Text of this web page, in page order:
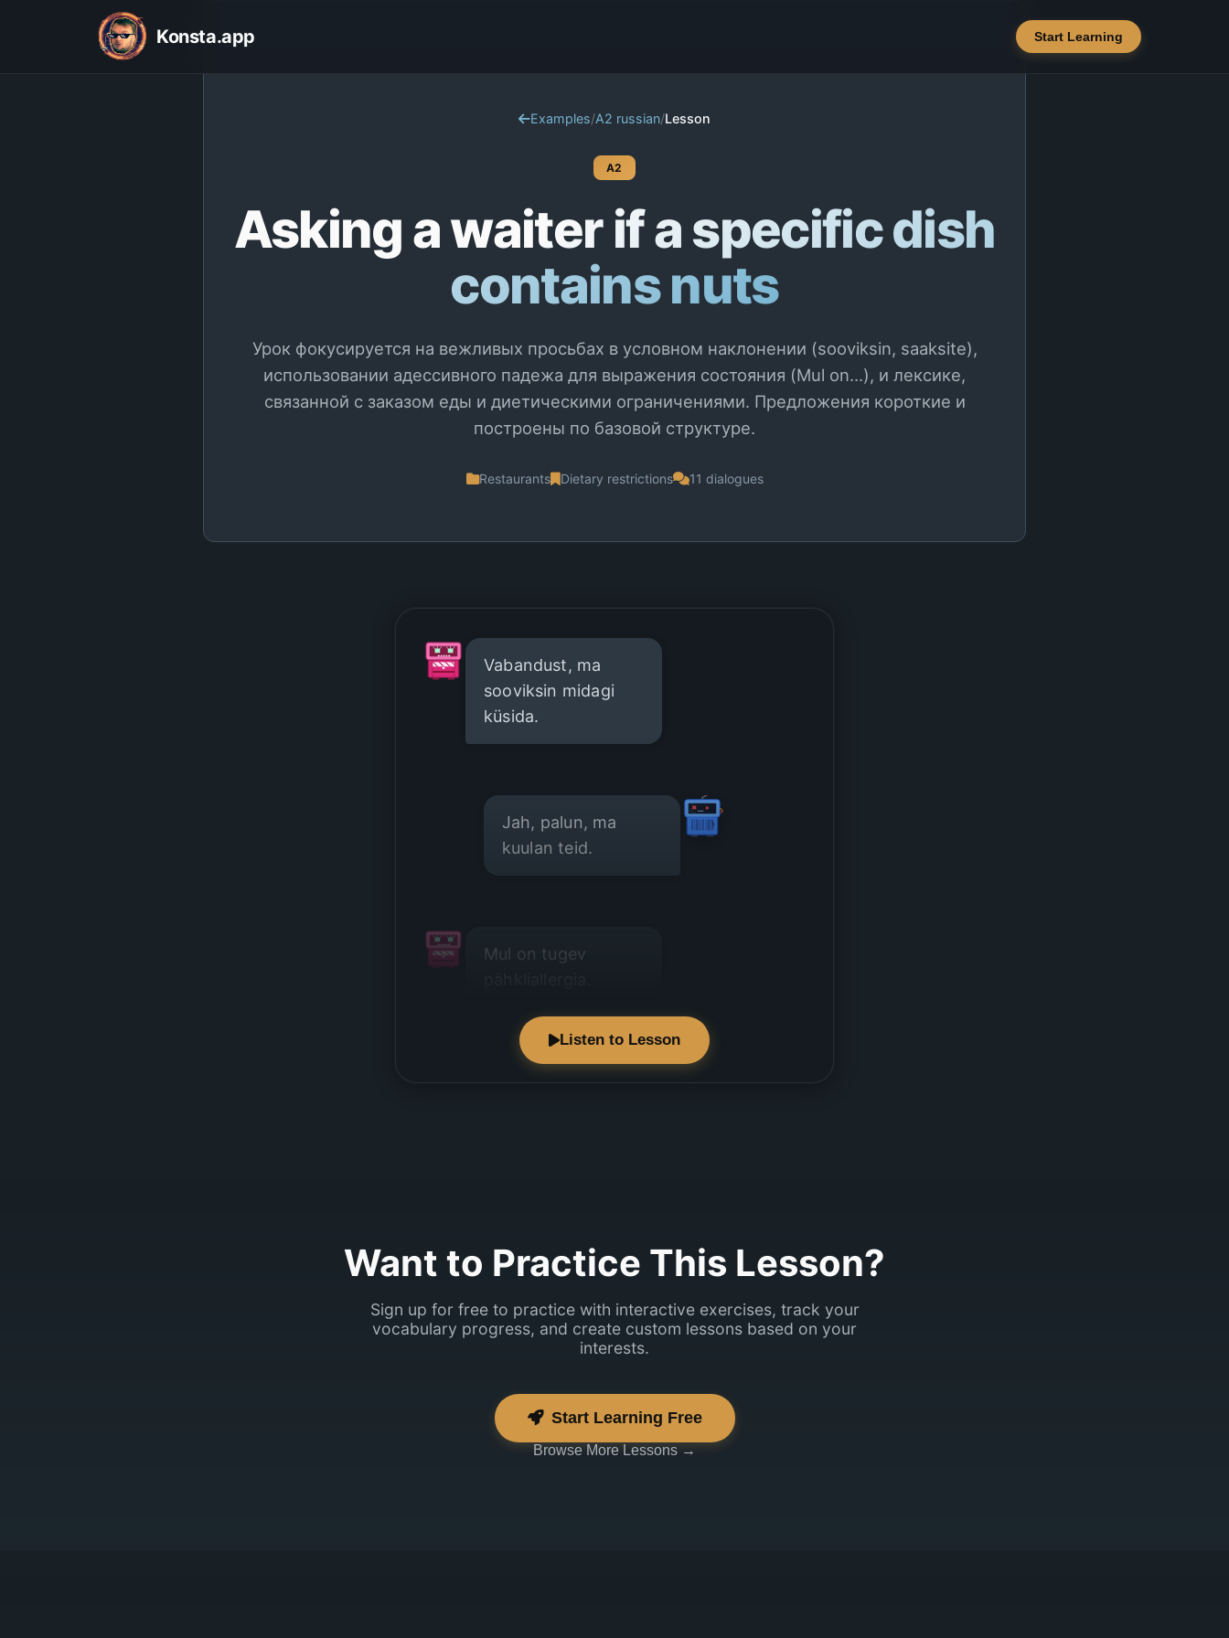
Konsta.app Start Learning
Examples/A2 russian/Lesson
A2
Asking a waiter if a specific dish
contains nuts
Урок фокусируется на вежливых просьбах в условном наклонении (sooviksin, saaksite),
использовании адессивного падежа для выражения состояния (Mul on...), и лексике,
связанной с заказом еды и диетическими ограничениями. Предложения короткие и
построены по базовой структуре.
Restaurants Dietary restrictions 11 dialogues
Vabandust, ma
sooviksin midagi
küsida.
Jah, palun, ma
kuulan teid.
Mul on tugev
Listen to Lesson
Want to Practice This Lesson?
Sign up for free to practice with interactive exercises, track your
vocabulary progress, and create custom lessons based on your
interests.
Start Learning Free
Browse More Lessons →